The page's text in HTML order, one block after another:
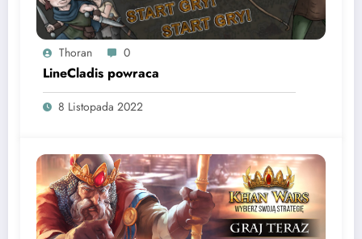
Thoran 0
LineCladis powraca
8 Listopada 2022